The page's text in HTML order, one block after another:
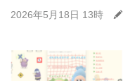
2026年5月18日 13時 C